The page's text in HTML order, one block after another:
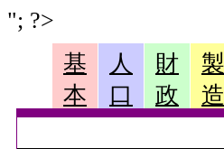
"; ?>
基
本
人
口
財
政
製
造